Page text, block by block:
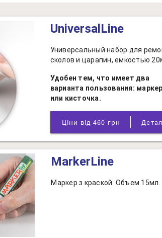
UniversalLine
Универсальный набор для
сколов и царапин, емкостью
Удобен тем, что имеет два
варианта пользования: маркер
или кисточка.
Ціни від 460 грн
MarkerLine
Маркер з краской. Объем 15мл.